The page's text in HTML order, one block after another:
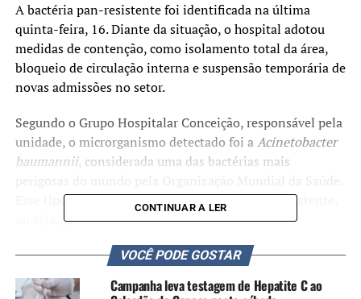
A bactéria pan-resistente foi identificada na última
quinta-feira, 16. Diante da situação, o hospital adotou
medidas de contenção, como isolamento total da área,
bloqueio de circulação interna e suspensão temporária de
novas admissões no setor.
Segundo oGrupo Hospitalar Conceição, responsável pela
unidade, o microrganismo detectado foi aAcinetobacter
baumannii, considerada uma das bactérias mais
Esse tipo de bactéria é classificado como pan-resistente,
ou seja, apresenta resistência aos antibióticos
Ao todo, 34 pacientes estavam internados na UTI
Neonatal. Quatro bebês testaram positivo para a bactéria,
CONTINUAR A LER
VOCÊ PODE GOSTAR
Campanha leva testagem de Hepatite C ao